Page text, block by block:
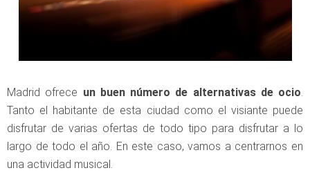
Madrid ofrece un buen número de alternativas de ocio.
Tanto el habitante de esta ciudad como el visiante puede
disfrutar de varias ofertas de todo tipo para disfrutar a lo
largo de todo el año. En este caso, vamos a centrarnos en
una actividad musical.